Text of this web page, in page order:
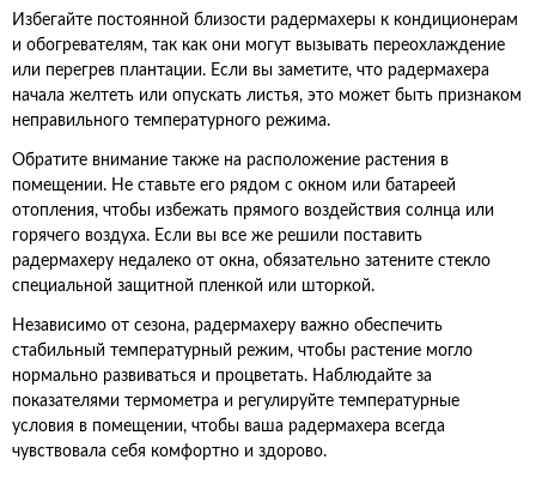
Избегайте постоянной близости радермахеры к кондиционерам
и обогревателям, так как они могут вызывать переохлаждение
или перегрев плантации. Если вы заметите, что радермахера
начала желтеть или опускать листья, это может быть признаком
неправильного температурного режима.
Обратите внимание также на расположение растения в
помещении. Не ставьте его рядом с окном или батареей
отопления, чтобы избежать прямого воздействия солнца или
горячего воздуха. Если вы все же решили поставить
радермахеру недалеко от окна, обязательно затените стекло
специальной защитной пленкой или шторкой.
Независимо от сезона, радермахеру важно обеспечить
стабильный температурный режим, чтобы растение могло
нормально развиваться и процветать. Наблюдайте за
показателями термометра и регулируйте температурные
условия в помещении, чтобы ваша радермахера всегда
чувствовала себя комфортно и здорово.